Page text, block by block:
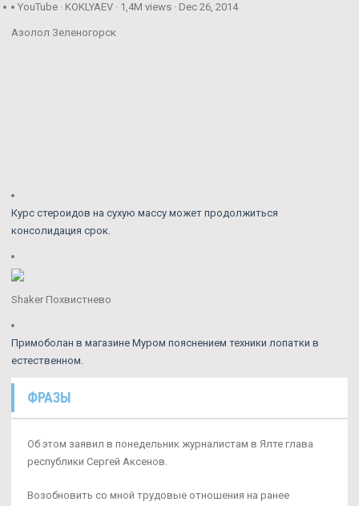
YouTube · KOKLYAEV · 1,4M views · Dec 26, 2014
Азолол Зеленогорск
Курс стероидов на сухую массу может продолжиться
консолидация срок.
Shaker Похвистнево
Примоболан в магазине Муром пояснением техники лопатки в
естественном.
ФРАЗЫ
Об этом заявил в понедельник журналистам в Ялте глава
республики Сергей Аксенов.
Возобновить со мной трудовые отношения на ранее